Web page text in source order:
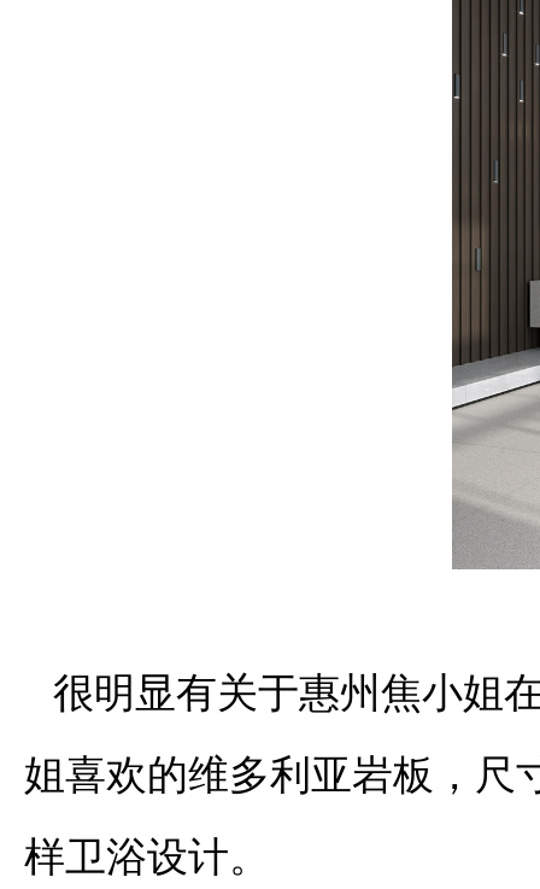
很明显有关于惠州焦小姐
姐喜欢的维多利亚岩板，尺
样卫浴设计。